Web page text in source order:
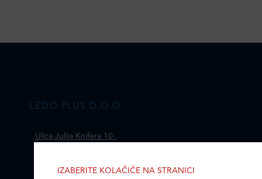
LEDO PLUS D.O.O.
Ulica Julija Knifera 10 ,
TEL: +385 (0)1 2385 555
IZABERITE KOLAČIĆE NA STRANICI